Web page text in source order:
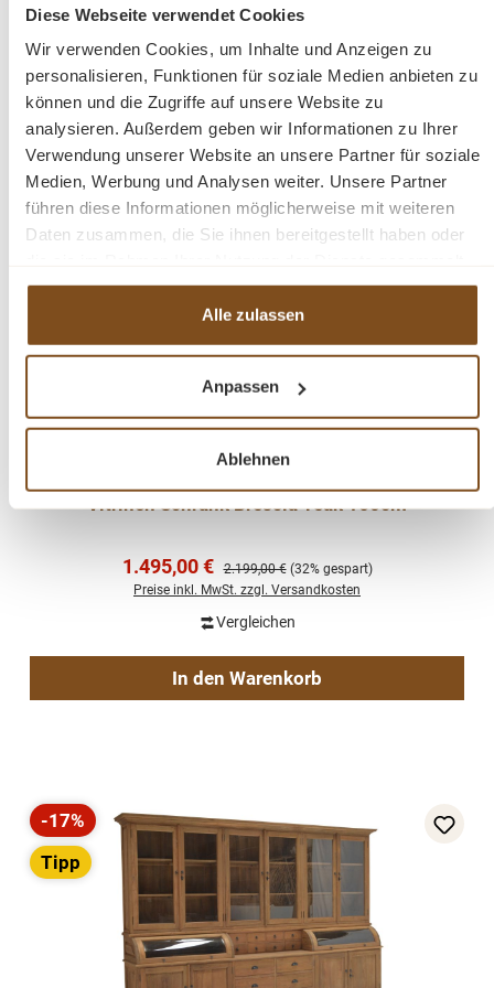
Diese Webseite verwendet Cookies
Wir verwenden Cookies, um Inhalte und Anzeigen zu
personalisieren, Funktionen für soziale Medien anbieten zu
können und die Zugriffe auf unsere Website zu
analysieren. Außerdem geben wir Informationen zu Ihrer
Verwendung unserer Website an unsere Partner für soziale
Medien, Werbung und Analysen weiter. Unsere Partner
führen diese Informationen möglicherweise mit weiteren
Daten zusammen, die Sie ihnen bereitgestellt haben oder
haben.
Alle zulassen
Anpassen
Ablehnen
Preise inkl. MwSt. zzgl. Versandkosten
Vergleichen
In den Warenkorb
Tipp
Vitrinen Schrank Brescia Teak 160cm
Verkaufspreis:
1.495,00 € Regulärer Preis:
2.199,00 € (32% gespart)
Preise inkl. MwSt. zzgl. Versandkosten
Vergleichen
In den Warenkorb
Rabatt
-17%
Tipp